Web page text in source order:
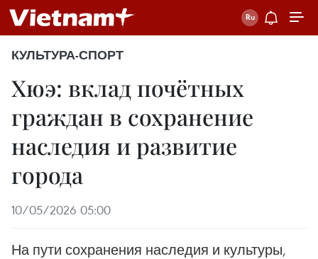
КУЛЬТУРА-СПОРТ
Хюэ: вклад почётных
граждан в сохранение
наследия и развитие
города
10/05/2026 05:00
На пути сохранения наследия и культуры,